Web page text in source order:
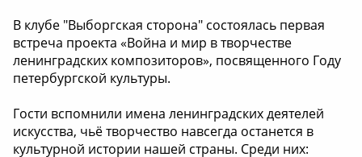
В клубе "Выборгская сторона" состоялась первая
встреча проекта «Война и мир в творчестве
ленинградских композиторов», посвященного Году
петербургской культуры.
Гости вспомнили имена ленинградских деятелей
искусства, чьё творчество навсегда останется в
культурной истории нашей страны. Среди них: